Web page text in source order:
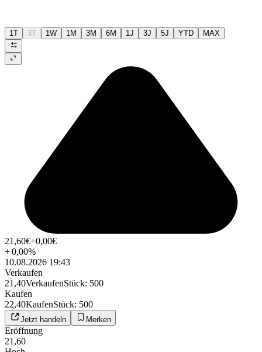
1T 3T 1W 1M 3M 6M 1J 3J 5J YTD MAX
21,60€+0,00€
+0,00%
10.08.2026 19:43
Verkaufen
21,40VerkaufenStück: 500
Kaufen
22,40KaufenStück: 500
Jetzt handeln Merken
Eröffnung
21,60